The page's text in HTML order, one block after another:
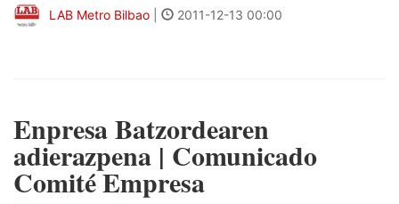
LAB Metro Bilbao 2011-12-13 00:00
Enpresa Batzordearen
adierazpena | Comunicado
Comité Empresa